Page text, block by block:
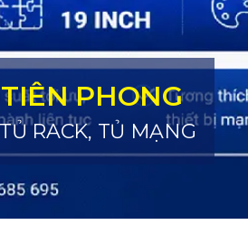
PHONG
RACK, TỦ MẠNG